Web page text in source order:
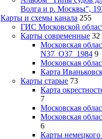
Волга и р. Москвы",
Карты и схемы канала 255
ГИС Московcкой
Карты современные 32
Московская
N37_O37_1984 9
Московская
Карта
Карты старые 73
Карта
7
Московская
Московская
6
Карты